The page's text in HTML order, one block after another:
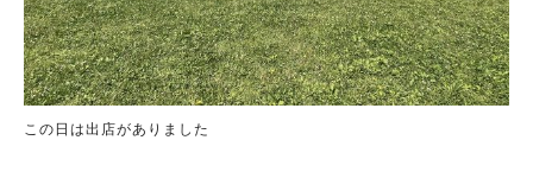
この日は出店がありました